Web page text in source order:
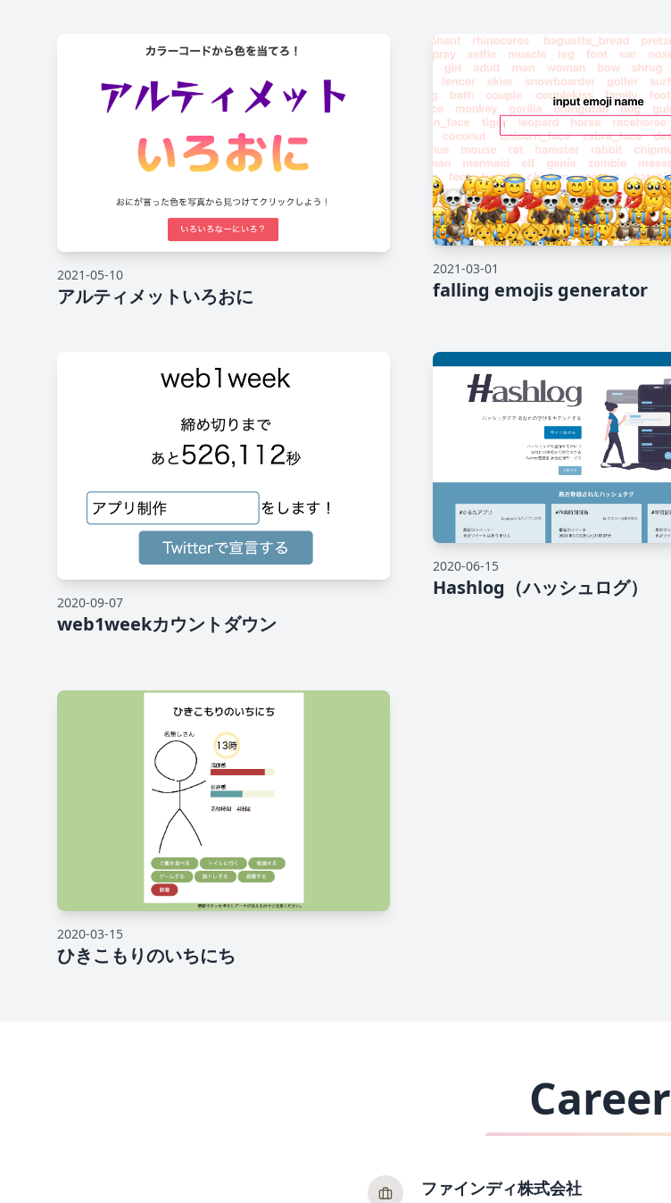
2021-05-10
アルティメットいろおに
2021-03-01
falling emojis generator
2020-09-07
web1weekカウントダウン
2020-06-15
Hashlog（ハッシュログ）
2020-03-15
ひきこもりのいちにち
Career
ファインディ株式会社